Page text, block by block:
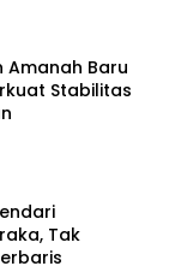
Amanah Baru
Stabilitas
Tak